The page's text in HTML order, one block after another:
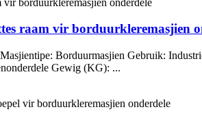
raam vir borduurkleremasjien
Borduurmasjien Gebruik:
Gewig (KG): ...